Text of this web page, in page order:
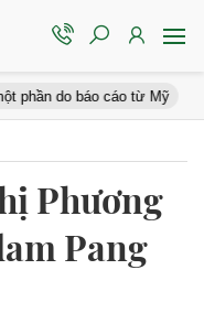
báo cáo từ Mỹ
Phương
Pang